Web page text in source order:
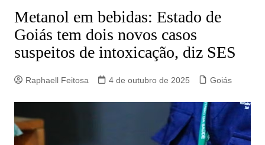
Metanol em bebidas: Estado de
Goiás tem dois novos casos
suspeitos de intoxicação, diz SES
Raphaell Feitosa 4 de outubro de 2025 Goiás